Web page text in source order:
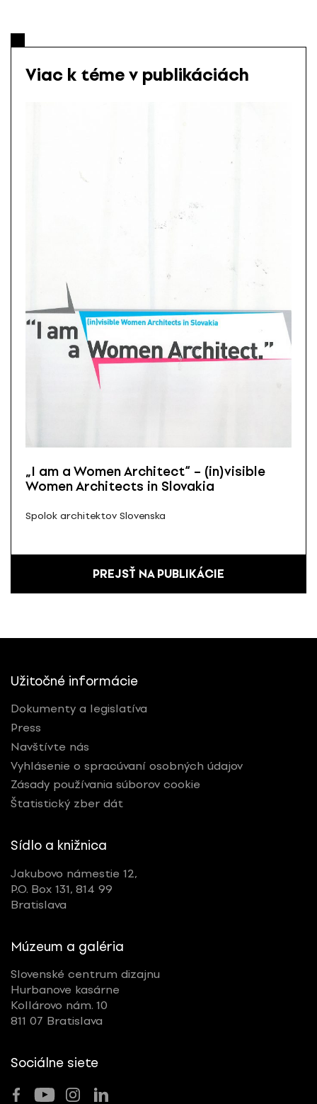
Viac k téme v publikáciách
„I am a Women Architect“ – (in)visible
Women Architects in Slovakia
Spolok architektov Slovenska
PREJSŤ NA PUBLIKÁCIE
Užitočné informácie
Dokumenty a legislatíva
Press
Navštívte nás
Vyhlásenie o spracúvaní osobných údajov
Zásady používania súborov cookie
Štatistický zber dát
Sídlo a knižnica
Jakubovo námestie 12,
P.O. Box 131, 814 99
Bratislava
Múzeum a galéria
Slovenské centrum dizajnu
Hurbanove kasárne
Kollárovo nám. 10
811 07 Bratislava
Sociálne siete